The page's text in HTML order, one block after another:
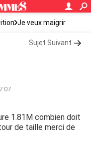
Je veux maigrir
Sujet Suivant
1.81M combien doit
de taille merci de